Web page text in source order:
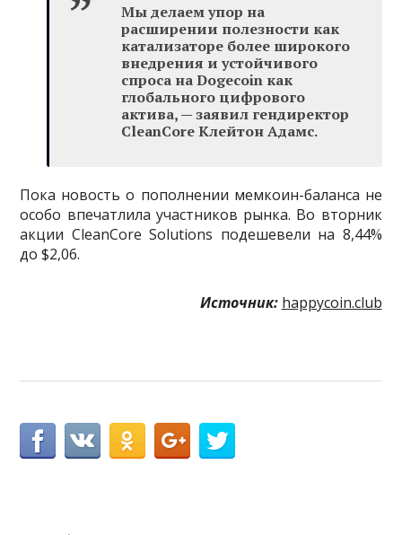
Мы делаем упор на
расширении полезности как
катализаторе более широкого
внедрения и устойчивого
спроса на Dogecoin как
глобального цифрового
актива, — заявил гендиректор
CleanCore Клейтон Адамс.
Пока новость о пополнении мемкоин-баланса не
особо впечатлила участников рынка. Во вторник
акции CleanCore Solutions подешевели на 8,44%
до $2,06.
Источник: happycoin.club